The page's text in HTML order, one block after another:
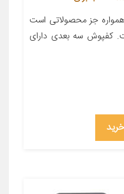
جز محصولاتی است
کفپوش سه بعدی دارای